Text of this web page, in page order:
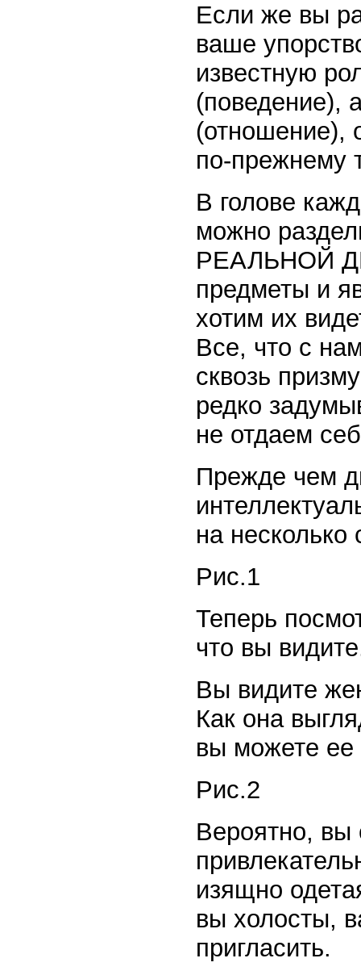
Если же вы
ваше
известную
(поведение),
(отношение),
по-прежнему
В голове
можно
РЕАЛЬНОЙ
предметы и
хотим их
Все, что с
сквозь
редко
не отдаем
Прежде чем
на несколько
Рис.1
Теперь
что вы
Вы видите
Как она
вы можете ее
Рис.2
Вероятно, вы
изящно
вы холосты,
пригласить.